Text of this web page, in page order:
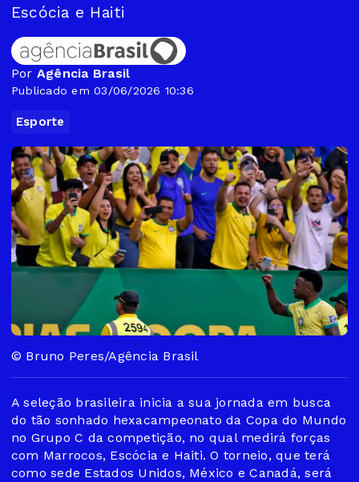
Escócia e Haiti
Por Agência Brasil
Publicado em 03/06/2026 10:36
Esporte
© Bruno Peres/Agência Brasil
A seleção brasileira inicia a sua jornada em busca
do tão sonhado hexacampeonato da Copa do Mundo
no Grupo C da competição, no qual medirá forças
com Marrocos, Escócia e Haiti. O torneio, que terá
como sede Estados Unidos, México e Canadá, será